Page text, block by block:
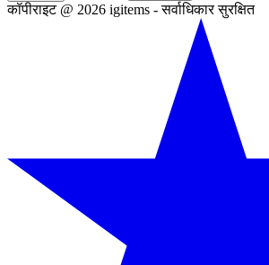
कॉपीराइट @ 2026 igitems - सर्वाधिकार सुरक्षित